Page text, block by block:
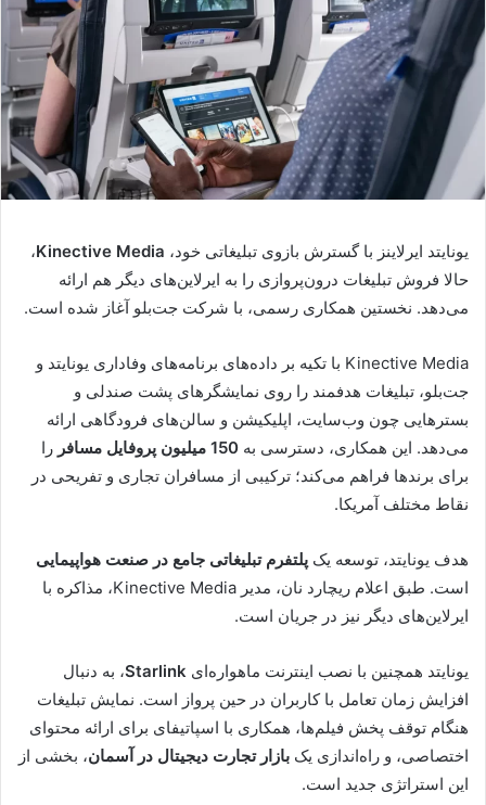
یونایتد ایرلاینز با گسترش بازوی تبلیغاتی خود، Kinective Media،
حالا فروش تبلیغات درون‌پروازی را به ایرلاین‌های دیگر هم ارائه
می‌دهد. نخستین همکاری رسمی، با شرکت جت‌بلو آغاز شده است.
Kinective Media با تکیه بر داده‌های برنامه‌های وفاداری یونایتد و
جت‌بلو، تبلیغات هدفمند را روی نمایشگرهای پشت صندلی و
بسترهایی چون وب‌سایت، اپلیکیشن و سالن‌های فرودگاهی ارائه
می‌دهد. این همکاری، دسترسی به 150 میلیون پروفایل مسافر
را
برای برندها فراهم می‌کند؛ ترکیبی از مسافران تجاری و تفریحی در
نقاط مختلف آمریکا.
هدف یونایتد، توسعه یک پلتفرم تبلیغاتی جامع در صنعت هواپیمایی
است. طبق اعلام ریچارد نان، مدیر Kinective Media، مذاکره با
ایرلاین‌های دیگر نیز در جریان است.
یونایتد همچنین با نصب اینترنت ماهواره‌ای Starlink، به دنبال
افزایش زمان تعامل با کاربران در حین پرواز است. نمایش تبلیغات
هنگام توقف پخش فیلم‌ها، همکاری با اسپاتیفای برای ارائه محتوای
اختصاصی، و راه‌اندازی یک بازار تجارت دیجیتال در آسمان، بخشی از
این استراتژی جدید است.